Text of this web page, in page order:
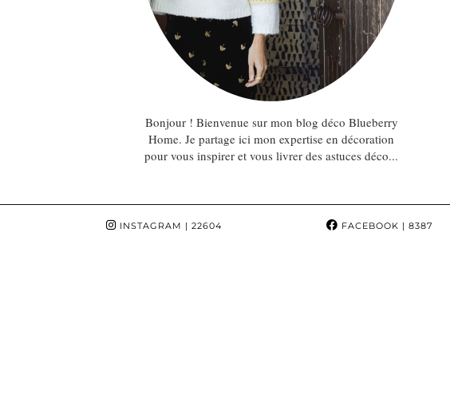
Bonjour ! Bienvenue sur mon blog déco Blueberry
Home. Je partage ici mon expertise en décoration
pour vous inspirer et vous livrer des astuces déco...
INSTAGRAM | 22604 FACEBOOK | 8387